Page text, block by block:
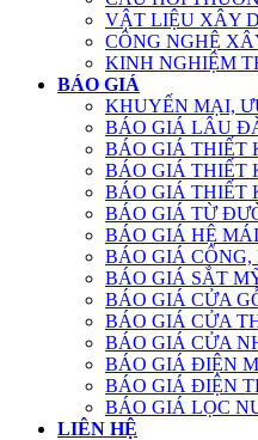
VẬT LIỆU XÂY
CÔNG NGHỆ
KINH NGHIỆM
BÁO GIÁ
KHUYẾN MẠI,
BÁO GIÁ LÂU
BÁO GIÁ THIẾT
BÁO GIÁ THIẾT
BÁO GIÁ THIẾT
BÁO GIÁ TỪ
BÁO GIÁ HỆ MÁI
BÁO GIÁ
BÁO GIÁ SẮT
BÁO GIÁ CỬA
BÁO GIÁ CỬA
BÁO GIÁ CỬA
BÁO GIÁ ĐIỆN
BÁO GIÁ ĐIỆN
BÁO GIÁ LỌC
LIÊN HỆ